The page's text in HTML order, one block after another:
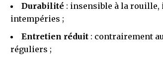
Durabilité : insensible à la rouille,
intempéries ;
Entretien réduit : contrairement
réguliers ;